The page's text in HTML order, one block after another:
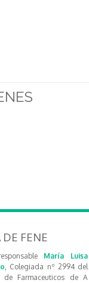
DE FENE
María Luisa
, Colegiada nº 2994 del
de Farmaceuticos de A